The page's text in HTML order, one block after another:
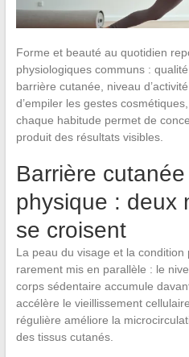
Forme et beauté au quotidien
physiologiques communs :
barrière cutanée, niveau
d’empiler les gestes
chaque habitude permet de
produit des résultats visibles.
Barrière
physique : deux
se croisent
La peau du visage et la
rarement mis en parallèle : le
corps sédentaire accumule
accélère le vieillissement
régulière améliore la
des tissus cutanés.